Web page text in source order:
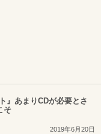
』あまりCDが必要とさ
そ
2019年6月20日